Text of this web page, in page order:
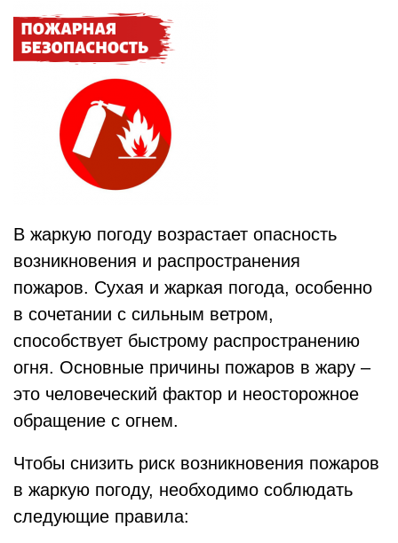
В жаркую погоду возрастает опасность
возникновения и распространения
пожаров. Сухая и жаркая погода, особенно
в сочетании с сильным ветром,
способствует быстрому распространению
огня. Основные причины пожаров в жару –
это человеческий фактор и неосторожное
обращение с огнем.
Чтобы снизить риск возникновения пожаров
в жаркую погоду, необходимо соблюдать
следующие правила: